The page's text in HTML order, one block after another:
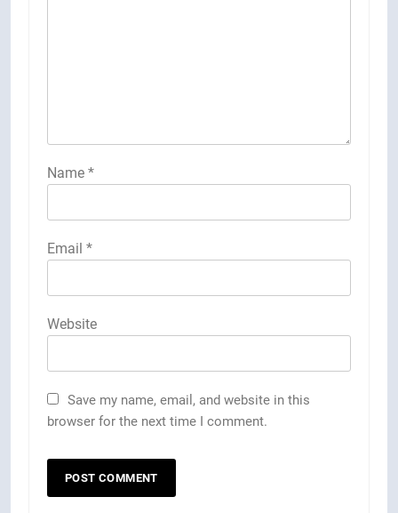
Name *
Email *
Website
Save my name, email, and website in this
browser for the next time I comment.